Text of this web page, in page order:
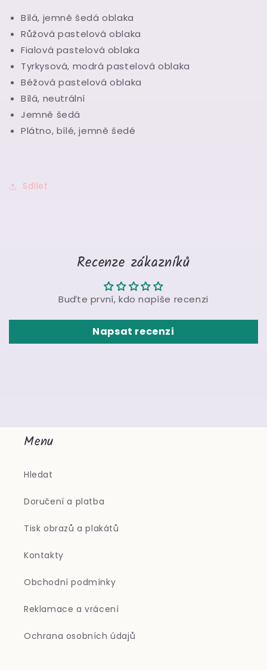
Bílá, jemně šedá oblaka
Růžová pastelová oblaka
Fialová pastelová oblaka
Tyrkysová, modrá pastelová oblaka
Béžová pastelová oblaka
Bílá, neutrální
Jemně šedá
Plátno, bílé, jemně šedé
Sdílet
Recenze zákazníků
Buďte první, kdo napíše recenzi
Napsat recenzi
Menu
Hledat
Doručení a platba
Tisk obrazů a plakátů
Kontakty
Obchodní podmínky
Reklamace a vrácení
Ochrana osobních údajů